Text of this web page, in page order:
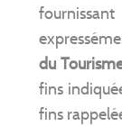
du
fins
fins